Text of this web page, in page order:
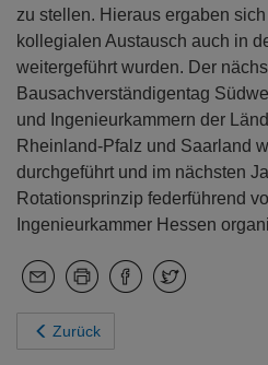
zu stellen. Hieraus ergaben
kollegialen Austausch auch in
weitergeführt wurden. Der
Bausachverständigentag
und Ingenieurkammern der
Rheinland-Pfalz und Saarland
durchgeführt und im nächsten
Rotationsprinzip federführend
Ingenieurkammer Hessen
Zurück